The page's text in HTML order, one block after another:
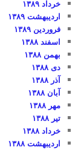
خرداد ۱۳۸۹
اردیبهشت ۱۳۸۹
فروردین ۱۳۸۹
اسفند ۱۳۸۸
بهمن ۱۳۸۸
دی ۱۳۸۸
آذر ۱۳۸۸
آبان ۱۳۸۸
مهر ۱۳۸۸
تیر ۱۳۸۸
خرداد ۱۳۸۸
اردیبهشت ۱۳۸۸